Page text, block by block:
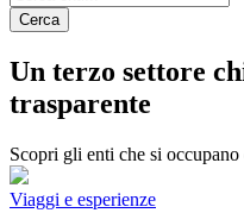
Cerca
Un terzo settore
trasparente
Scopri gli enti che si occupano
Viaggi e esperienze